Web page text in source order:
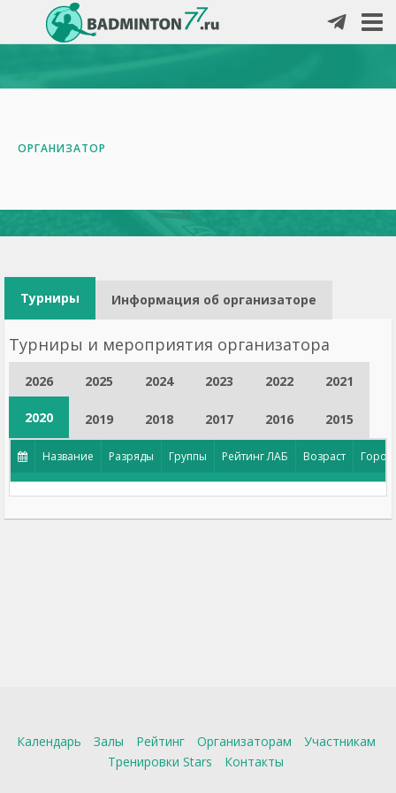
ОРГАНИЗАТОР
Турниры Информация об организаторе
Турниры и мероприятия организатора
2026 2025 2024 2023 2022 2021
2020 2019 2018 2017 2016 2015
Название Разряды Группы Рейтинг ЛАБ Возраст Город
Календарь Залы Рейтинг Организаторам
Участникам
Тренировки Stars
Контакты